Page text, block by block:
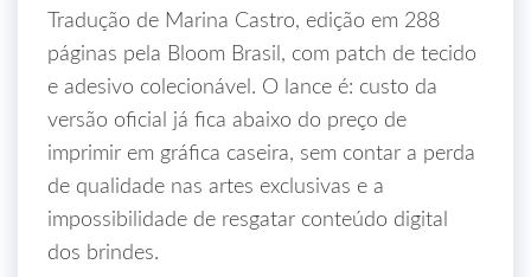
Tradução de Marina Castro, edição em 288
páginas pela Bloom Brasil, com patch de tecido
e adesivo colecionável. O lance é: custo da
versão oficial já fica abaixo do preço de
imprimir em gráfica caseira, sem contar a perda
de qualidade nas artes exclusivas e a
impossibilidade de resgatar conteúdo digital
dos brindes.